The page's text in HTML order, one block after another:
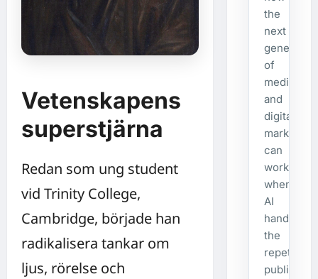
Vetenskapens
superstjärna
Redan som ung student
vid Trinity College,
Cambridge, började han
radikalisera tankar om
ljus, rörelse och
the
next
generation
of
media
and
digital
marketing
can
work
when
AI
handles
the
repetitive
publishing